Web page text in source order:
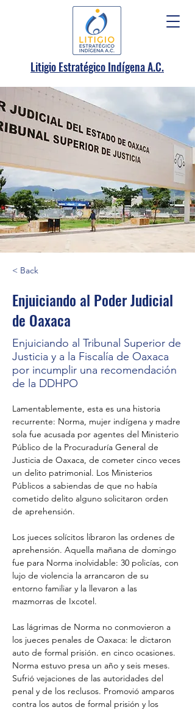
Litigio Estratégico Indígena A.C.
< Back
Enjuiciando al Poder Judicial
de Oaxaca
Enjuiciando al Tribunal Superior de
Justicia y a la Fiscalía de Oaxaca
por incumplir una recomendación
de la DDHPO
Lamentablemente, esta es una historia
recurrente: Norma, mujer indígena y madre
sola fue acusada por agentes del Ministerio
Público de la Procuraduría General de
Justicia de Oaxaca, de cometer cinco veces
un delito patrimonial. Los Ministerios
Públicos a sabiendas de que no había
cometido delito alguno solicitaron orden
de aprehensión.
Los jueces solícitos libraron las ordenes de
aprehensión. Aquella mañana de domingo
fue para Norma inolvidable: 30 policías, con
lujo de violencia la arrancaron de su
entorno familiar y la llevaron a las
mazmorras de Ixcotel.
Las lágrimas de Norma no conmovieron a
los jueces penales de Oaxaca: le dictaron
auto de formal prisión. en cinco ocasiones.
Norma estuvo presa un año y seis meses.
Sufrió vejaciones de las autoridades del
penal y de los reclusos. Promovió amparos
contra los autos de formal prisión y los